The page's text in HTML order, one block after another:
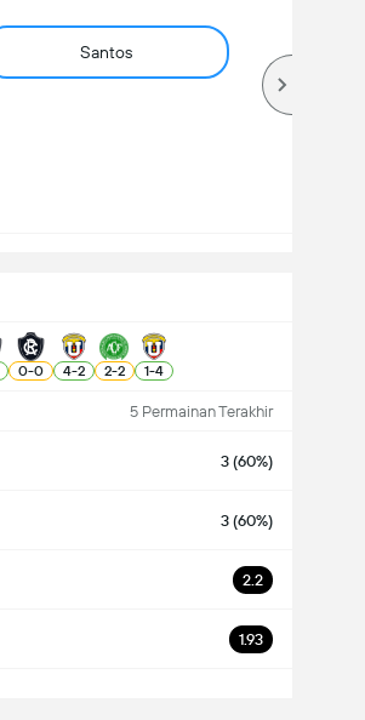
Santos
0-0 4-2 2-2 1-4
5 Permainan Terakhir
3 (60%)
3 (60%)
2.2
1.93